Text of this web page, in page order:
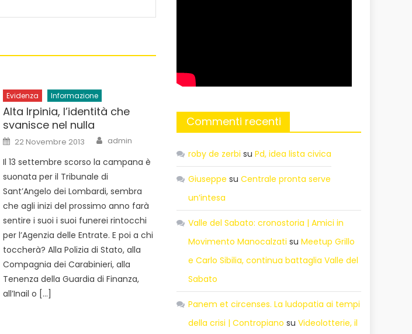
Evidenza Informazione
Alta Irpinia, l’identità che
svanisce nel nulla
Posted
on
22 Novembre 2013 Author
admin
Il 13 settembre scorso la campana è
suonata per il Tribunale di
Sant’Angelo dei Lombardi, sembra
che agli inizi del prossimo anno farà
sentire i suoi i suoi funerei rintocchi
per l’Agenzia delle Entrate. E poi a chi
toccherà? Alla Polizia di Stato, alla
Compagnia dei Carabinieri, alla
Tenenza della Guardia di Finanza,
all’Inail o […]
Commenti recenti
roby de zerbi suPd, idea lista civica
Giuseppe suCentrale pronta serve
un’intesa
Valle del Sabato: cronostoria | Amici in
Movimento Manocalzati suMeetup Grillo
e Carlo Sibilia, continua battaglia Valle del
Sabato
Panem et circenses. La ludopatia ai tempi
della crisi | Contropiano suVideolotterie, il